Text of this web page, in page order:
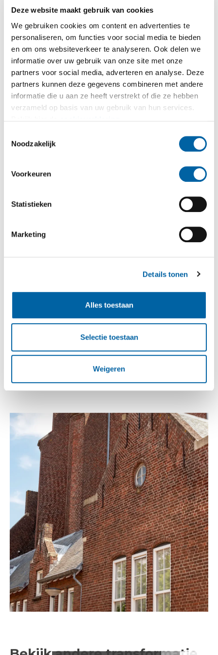
Deze website maakt gebruik van cookies
We gebruiken cookies om content en advertenties te
personaliseren, om functies voor social media te bieden
en om ons websiteverkeer te analyseren. Ook delen we
informatie over uw gebruik van onze site met onze
partners voor social media, adverteren en analyse. Deze
partners kunnen deze gegevens combineren met andere
informatie die u aan ze heeft verstrekt of die ze hebben
verzameld op basis van uw gebruik van hun services.
Noodzakelijk
Voorkeuren
Statistieken
Marketing
Details tonen
Alles toestaan
Selectie toestaan
Weigeren